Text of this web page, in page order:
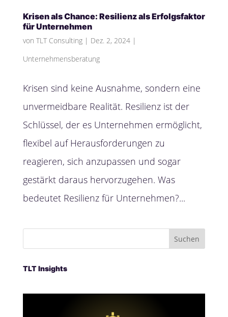
Krisen als Chance: Resilienz als Erfolgsfaktor
für Unternehmen
von TLT Consulting| Dez. 2, 2024|
Unternehmensberatung
Krisen sind keine Ausnahme, sondern eine
unvermeidbare Realität. Resilienz ist der
Schlüssel, der es Unternehmen ermöglicht,
flexibel auf Herausforderungen zu
reagieren, sich anzupassen und sogar
gestärkt daraus hervorzugehen. Was
bedeutet Resilienz für Unternehmen?...
Suchen
TLT Insights